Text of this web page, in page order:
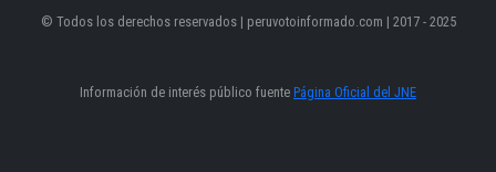
© Todos los derechos reservados | peruvotoinformado.com | 2017 - 2025
Información de interés público fuente Página Oficial del JNE